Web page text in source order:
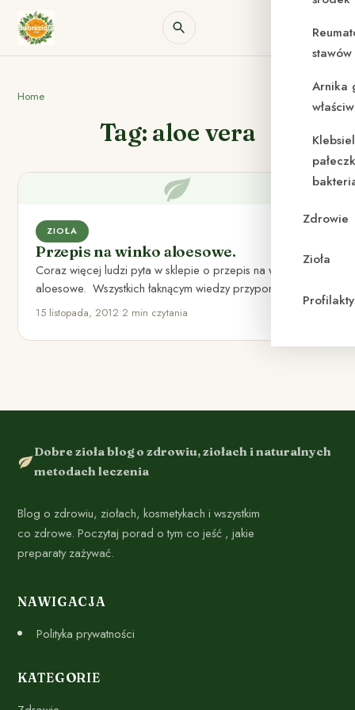
Arnika
Zdrowie
Zioła
Home
Tag: aloe vera
ZIOŁA
Przepis na winko aloesowe.
Coraz więcej ludzi pyta w sklepie o przepis na winko
aloesowe. Wszystkich łaknącym wiedzy przypominam
stary przepis na…
15 listopada, 2012•2 min czytania
Dobre zioła blog o zdrowiu, ziołach i naturalnych
metodach leczenia
Blog o zdrowiu, ziołach, kosmetykach i wszystkim
co zdrowe. Poczytaj porad o tym co jeść , jakie
preparaty zażywać.
NAWIGACJA
Polityka prywatności
KATEGORIE